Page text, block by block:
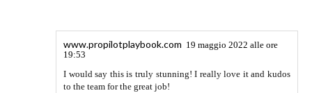
www.propilotplaybook.com 19 maggio 2022 alle ore
19:53
I would say this is truly stunning! I really love it and kudos
to the team for the great job!